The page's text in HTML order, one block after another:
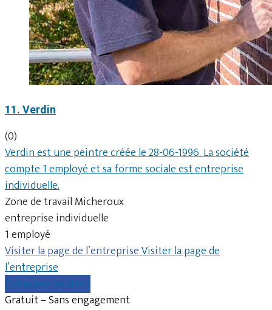
11. Verdin
(0)
Verdin est une peintre créée le 28-06-1996. La société
compte 1 employé et sa forme sociale est entreprise
individuelle.
Zone de travail Micheroux
entreprise individuelle
1 employé
Visiter la page de l’entrepriseVisiter la page de
l’entreprise
Comparer les devis
Gratuit – Sans engagement